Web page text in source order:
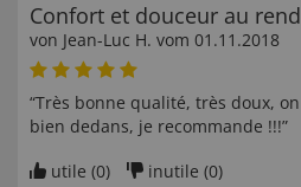
Confort et douceur au
von Jean-Luc H. vom 01.11.2018
“Très bonne qualité, très doux,
bien dedans, je recommande !!!”
utile (0) inutile (0)